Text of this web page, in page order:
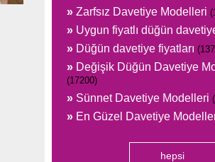
» Zarfsız Davetiye Modelleri
» Uygun fiyatlı düğün
» Düğün davetiye fiyatları
» Değişik Düğün Davetiye
(17200)
» Sünnet Davetiye Modelleri
» En Güzel Davetiye
hepsi